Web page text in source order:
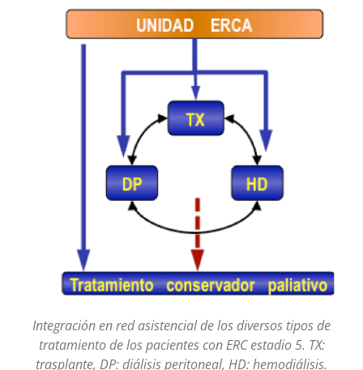
Integración en red asistencial de los diversos tipos de
tratamiento de los pacientes con ERC estadio 5. TX:
trasplante, DP: diálisis peritoneal, HD: hemodiálisis.